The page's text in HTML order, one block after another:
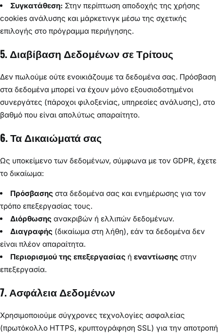
Συγκατάθεση: Στην περίπτωση αποδοχής της χρήσης
cookies ανάλυσης και μάρκετινγκ μέσω της σχετικής
επιλογής στο πρόγραμμα περιήγησης.
5. Διαβίβαση Δεδομένων σε Τρίτους
Δεν πωλούμε ούτε ενοικιάζουμε τα δεδομένα σας. Πρόσβαση
στα δεδομένα μπορεί να έχουν μόνο εξουσιοδοτημένοι
συνεργάτες (πάροχοι φιλοξενίας, υπηρεσίες ανάλυσης), στο
βαθμό που είναι απολύτως απαραίτητο.
6. Τα Δικαιώματά σας
Ως υποκείμενο των δεδομένων, σύμφωνα με τον GDPR, έχετε
το δικαίωμα:
Πρόσβασης στα δεδομένα σας και ενημέρωσης για τον
τρόπο επεξεργασίας τους.
Διόρθωσης ανακριβών ή ελλιπών δεδομένων.
Διαγραφής (δικαίωμα στη λήθη), εάν τα δεδομένα δεν
είναι πλέον απαραίτητα.
Περιορισμού της επεξεργασίας ήεναντίωσης στην
επεξεργασία.
7. Ασφάλεια Δεδομένων
Χρησιμοποιούμε σύγχρονες τεχνολογίες ασφαλείας
(πρωτόκολλο HTTPS, κρυπτογράφηση SSL) για την αποτροπή